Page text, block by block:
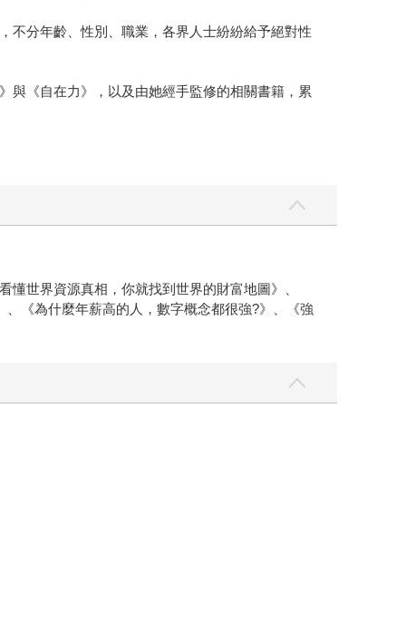
不分年齡、性別、職業，各界人士紛紛給予絕對性
與《自在力》，以及由她經手監修的相關書籍，累
世界資源真相，你就找到世界的財富地圖》、
《為什麼年薪高的人，數字概念都很強?》、《強